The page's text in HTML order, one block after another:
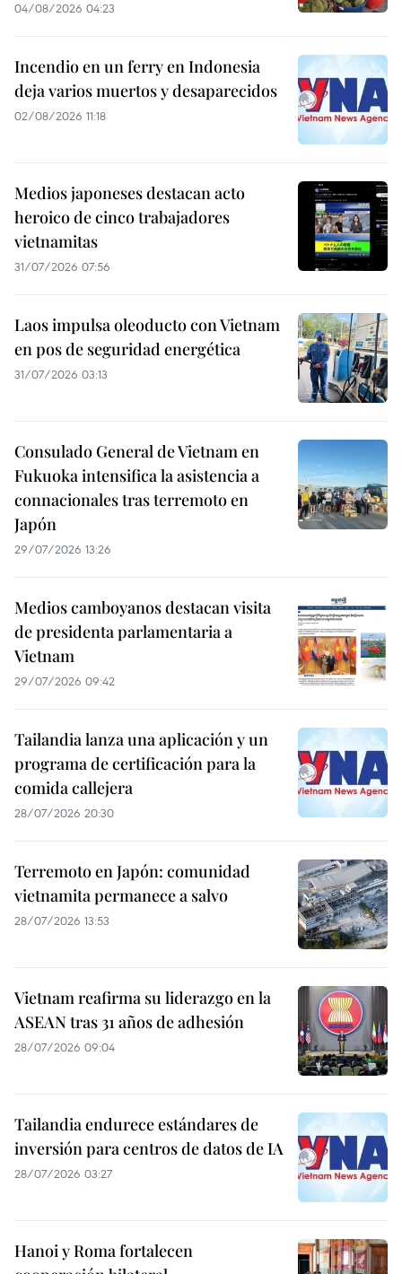
04/08/2026 04:23
Incendio en un ferry en Indonesia
deja varios muertos y desaparecidos
02/08/2026 11:18
Medios japoneses destacan acto
heroico de cinco trabajadores
vietnamitas
31/07/2026 07:56
Laos impulsa oleoducto con Vietnam
en pos de seguridad energética
31/07/2026 03:13
Consulado General de Vietnam en
Fukuoka intensifica la asistencia a
connacionales tras terremoto en
Japón
29/07/2026 13:26
Medios camboyanos destacan visita
de presidenta parlamentaria a
Vietnam
29/07/2026 09:42
Tailandia lanza una aplicación y un
programa de certificación para la
comida callejera
28/07/2026 20:30
Terremoto en Japón: comunidad
vietnamita permanece a salvo
28/07/2026 13:53
Vietnam reafirma su liderazgo en la
ASEAN tras 31 años de adhesión
28/07/2026 09:04
Tailandia endurece estándares de
inversión para centros de datos de IA
28/07/2026 03:27
Hanoi y Roma fortalecen